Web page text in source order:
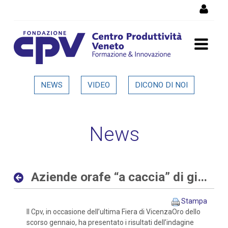
Aziende orafe “a caccia” di
digitali che tradizionali -
NEWS VIDEO DICONO DI NOI
News
Aziende orafe “a caccia” di giovani sia con competenze digitali che tradizionali
Stampa
Il Cpv, in occasione dell’ultima Fiera di VicenzaOro dello
scorso gennaio, ha presentato i risultati dell’indagine